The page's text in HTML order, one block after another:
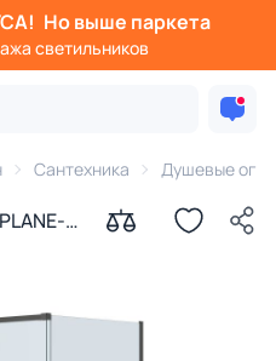
Но выше паркета
светильников
Сантехника Душевые